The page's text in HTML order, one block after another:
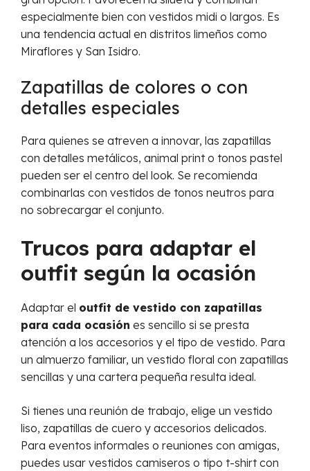
especialmente bien con vestidos midi o largos. Es
una tendencia actual en distritos limeños como
Miraflores y San Isidro.
Zapatillas de colores o con
detalles especiales
Para quienes se atreven a innovar, las zapatillas
con detalles metálicos, animal print o tonos pastel
pueden ser el centro del look. Se recomienda
combinarlas con vestidos de tonos neutros para
no sobrecargar el conjunto.
Trucos para adaptar el
outfit según la ocasión
Adaptar el outfit de vestido con zapatillas
para cada ocasión es sencillo si se presta
atención a los accesorios y el tipo de vestido. Para
un almuerzo familiar, un vestido floral con zapatillas
sencillas y una cartera pequeña resulta ideal.
Si tienes una reunión de trabajo, elige un vestido
liso, zapatillas de cuero y accesorios delicados.
Para eventos informales o reuniones con amigas,
puedes usar vestidos camiseros o tipo t-shirt con